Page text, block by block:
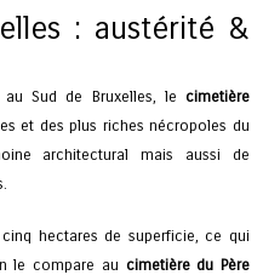
: austérité &
Sud de Bruxelles, le cimetière
et des plus riches nécropoles du
architectural mais aussi de
hectares de superficie, ce qui
le compare au cimetière du Père